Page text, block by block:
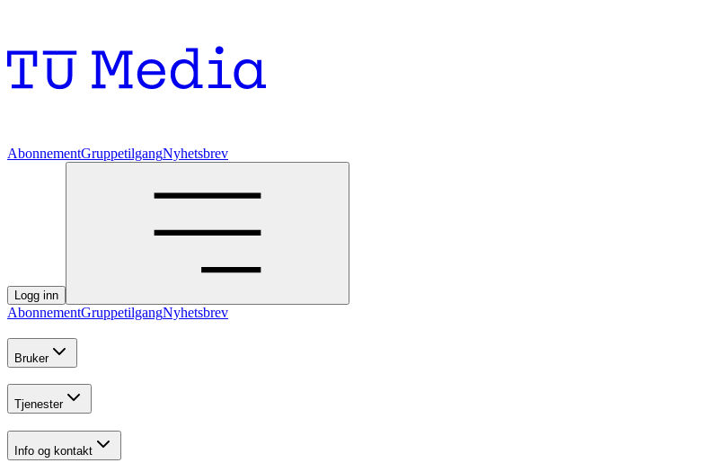
AbonnementGruppetilgangNyhetsbrev
Logg inn
AbonnementGruppetilgangNyhetsbrev
Bruker
Tjenester
Info og kontakt